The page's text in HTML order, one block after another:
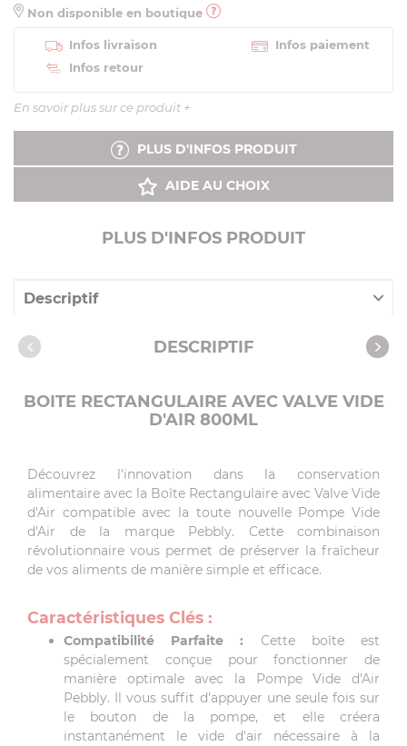
Non disponible en boutique
Infos livraison
Infos paiement
Infos retour
En savoir plus sur ce produit +
PLUS D'INFOS PRODUIT
AIDE AU CHOIX
PLUS D'INFOS PRODUIT
Descriptif
Caractéristiques DESCRIPTIF
BOITE RECTANGULAIRE AVEC VALVE VIDE
D'AIR 800ML
Découvrez l'innovation dans la conservation
alimentaire avec la Boîte Rectangulaire avec Valve Vide
d'Air compatible avec la toute nouvelle Pompe Vide
d'Air de la marque Pebbly. Cette combinaison
révolutionnaire vous permet de préserver la fraîcheur
de vos aliments de manière simple et efficace.
Caractéristiques Clés :
Compatibilité Parfaite : Cette boîte est
spécialement conçue pour fonctionner de
manière optimale avec la Pompe Vide d'Air
Pebbly. Il vous suffit d'appuyer une seule fois sur
le bouton de la pompe, et elle créera
instantanément le vide d'air nécessaire à la